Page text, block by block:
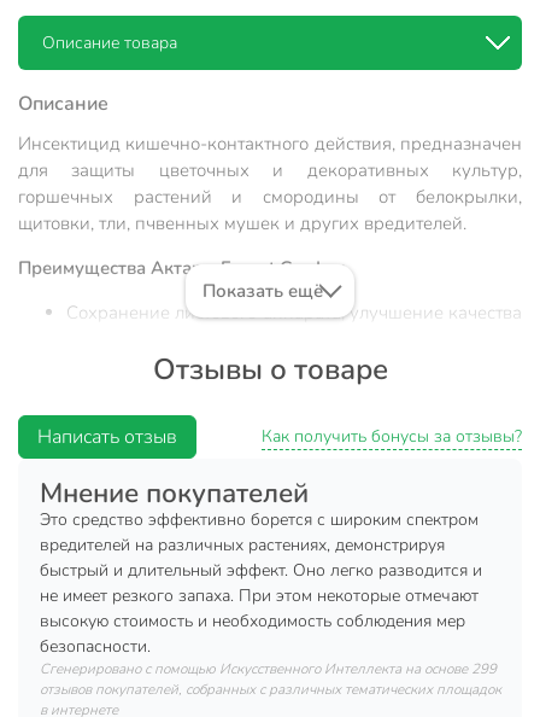
Описание товара
Описание
Инсектицид кишечно-контактного действия, предназначен
для защиты цветочных и декоративных культур,
горшечных растений и смородины от белокрылки,
щитовки, тли, пчвенных мушек и других вредителей.
Преимущества Актары Expert Garden:
Сохранение листового аппарата, улучшение качества
Низкая норма расхода, снижение числа обработок.
Эффективность независимо от внешних условий
(сохраняет активность при высоких температурах,
низкой влажности, дождеустойчив).
Длительный защитный эффект.
Широкий спектр активности.
Трансламинарное действие при опрыскивании
растений.
Системное действие при внесении в почту.
Быстрое ингибирование питания насекомых.
Эффективность против скрытноживущих и
Показать ещё
Отзывы о товаре
Написать отзыв Как получить бонусы за отзывы?
Мнение покупателей
Это средство эффективно борется с широким спектром
вредителей на различных растениях, демонстрируя
быстрый и длительный эффект. Оно легко разводится и
не имеет резкого запаха. При этом некоторые отмечают
высокую стоимость и необходимость соблюдения мер
безопасности.
Сгенерировано с помощью Искусственного Интеллекта на основе 299
отзывов покупателей, собранных с различных тематических площадок
в интернете